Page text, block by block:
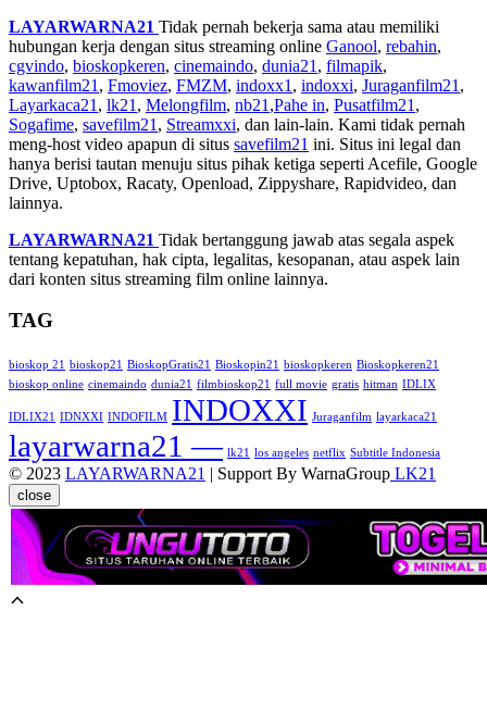
LAYARWARNA21 Tidak pernah bekerja sama atau memiliki
hubungan kerja dengan situs streaming online Ganool, rebahin,
cgvindo, bioskopkeren, cinemaindo, dunia21 , filmapik,
kawanfilm21 , Fmoviez, FMZM, indoxx1 , indoxxi, Juraganfilm21 ,
Layarkaca21 , lk21 , Melongfilm, nb21 ,Pahe in, Pusatfilm21 ,
Sogafime, savefilm21 , Streamxxi, dan lain-lain. Kami tidak pernah
meng-host video apapun di situs savefilm21 ini. Situs ini legal dan
hanya berisi tautan menuju situs pihak ketiga seperti Acefile, Google
Drive, Uptobox, Racaty, Openload, Zippyshare, Rapidvideo, dan
lainnya.
LAYARWARNA21 Tidak bertanggung jawab atas segala aspek
tentang kepatuhan, hak cipta, legalitas, kesopanan, atau aspek lain
dari konten situs streaming film online lainnya.
TAG
bioskop 21 bioskop21 BioskopGratis21 Bioskopin21 bioskopkeren Bioskopkeren21
bioskop online cinemaindo dunia21 filmbioskop21 full movie gratis hitman IDLIX
IDLIX21 IDNXXI INDOFILM INDOXXI Juraganfilm layarkaca21
layarwarna21 — lk21 los angeles netflix Subtitle Indonesia
© 2023 LAYARWARNA21 | Support By WarnaGroup LK21
close